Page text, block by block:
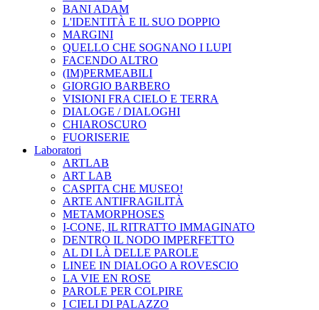
BANI ADAM
L'IDENTITÀ E IL SUO DOPPIO
MARGINI
QUELLO CHE SOGNANO I LUPI
FACENDO ALTRO
(IM)PERMEABILI
GIORGIO BARBERO
VISIONI FRA CIELO E TERRA
DIALOGE / DIALOGHI
CHIAROSCURO
FUORISERIE
Laboratori
ARTLAB
ART LAB
CASPITA CHE MUSEO!
ARTE ANTIFRAGILITÀ
METAMORPHOSES
I-CONE, IL RITRATTO IMMAGINATO
DENTRO IL NODO IMPERFETTO
AL DI LÀ DELLE PAROLE
LINEE IN DIALOGO A ROVESCIO
LA VIE EN ROSE
PAROLE PER COLPIRE
I CIELI DI PALAZZO